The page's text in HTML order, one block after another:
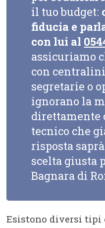
il tuo budget:
fiducia e
con lui al
assicuriamo
con
segretarie o
ignorano la
direttamente
tecnico che
risposta
scelta giusta
Bagnara di
Esistono diversi tipi